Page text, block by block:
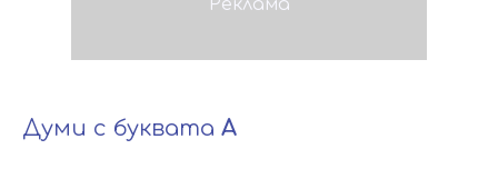
Думи с буквата А